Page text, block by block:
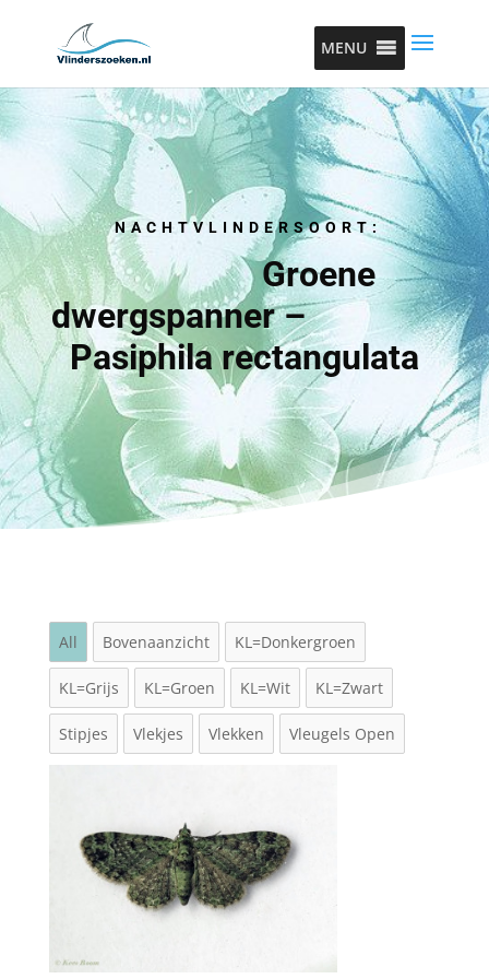
MENU
NACHTVLINDERSOORT:
Groene
dwergspanner –
Pasiphila rectangulata
All Bovenaanzicht KL=Donkergroen
KL=Grijs KL=Groen KL=Wit KL=Zwart
Stipjes Vlekjes Vlekken Vleugels Open